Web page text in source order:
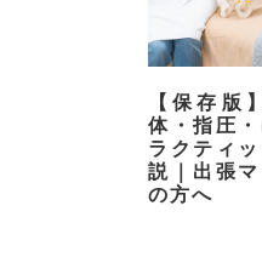
【保存版
体・指圧
ラクティ
説｜出張
の方へ